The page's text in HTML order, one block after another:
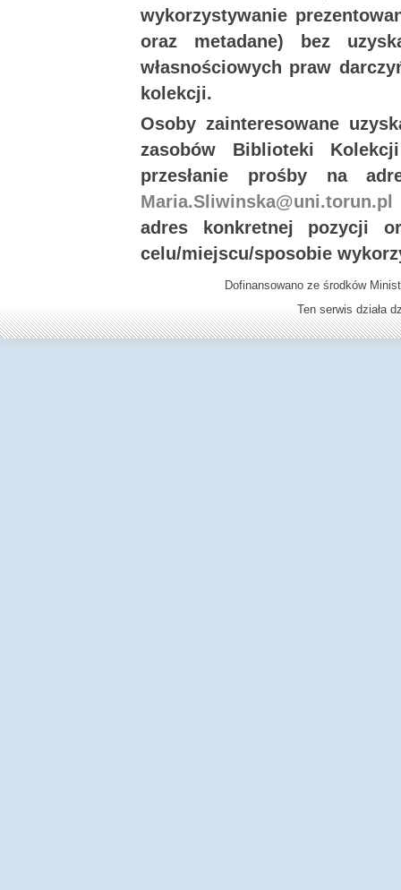
wykorzystywanie
oraz metadane) bez
własnościowych praw
kolekcji.
Osoby zainteresowane
zasobów Biblioteki
przesłanie prośby na
Maria.Sliwinska@uni.torun.pl
adres konkretnej pozycji
celu/miejscu/sposobie
Dofinansowano ze środków
Ten serwis działa